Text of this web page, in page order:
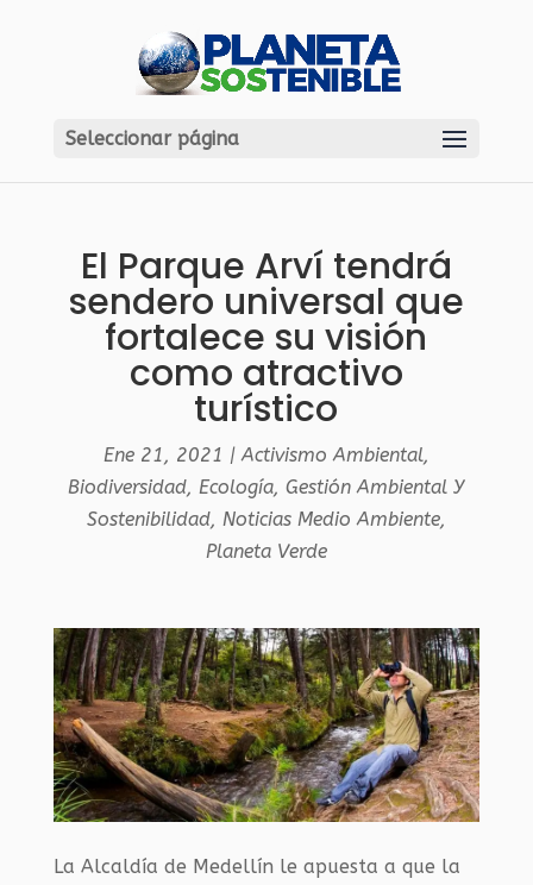
Seleccionar página
El Parque Arví tendrá
sendero universal que
fortalece su visión
como atractivo
turístico
Ene 21, 2021 |Activismo Ambiental,
Biodiversidad,Ecología,Gestión Ambiental Y
Sostenibilidad, Noticias Medio Ambiente,
Planeta Verde
La Alcaldía de Medellín le apuesta a que la